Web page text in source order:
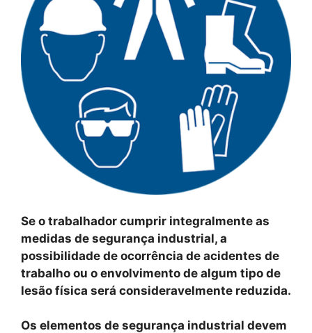
Se o trabalhador cumprir integralmente as
medidas de segurança industrial, a
possibilidade de ocorrência de acidentes de
trabalho ou o envolvimento de algum tipo de
lesão física será consideravelmente reduzida.
Os elementos de segurança industrial devem